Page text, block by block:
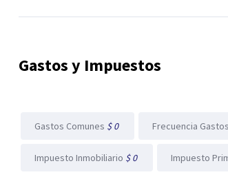
Gastos y Impuestos
Gastos Comunes $ 0 Frecuencia Gastos
Impuesto Inmobiliario $ 0 Impuesto